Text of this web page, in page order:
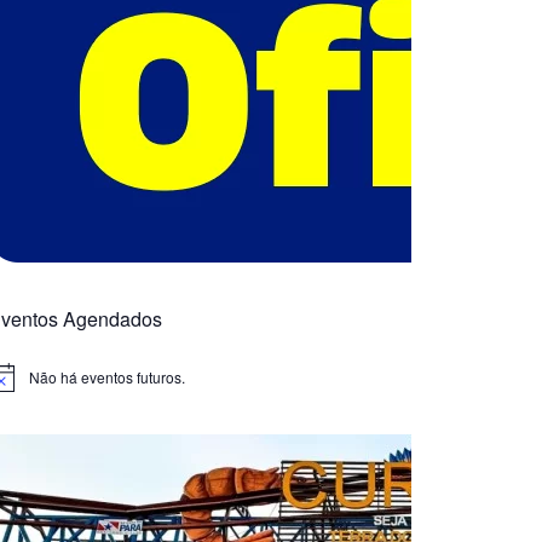
Agendados
Não há eventos futuros.